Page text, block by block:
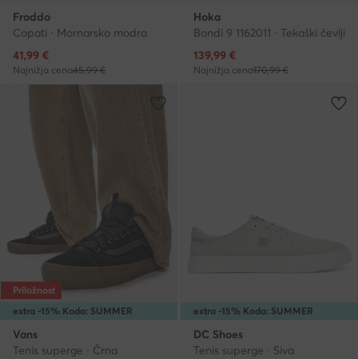
Froddo
Copati · Mornarsko modra
Trenutna cena
41,99 €
Najnižja cena45,99 €
Hoka
Bondi 9 1162011 · Tekaški čevlji
Trenutna cena
139,99 €
Najnižja cena170,99 €
extra -15% Koda: SUMMER
Priložnost
Vans
Tenis superge · Črna
extra -15% Koda: SUMMER
DC Shoes
Tenis superge · Siva